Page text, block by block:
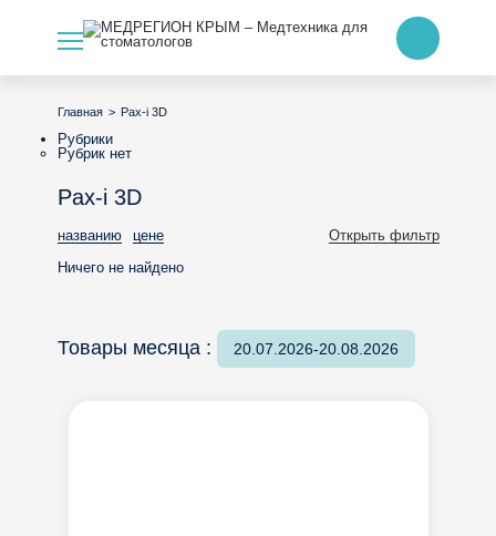
Главная > Pax-i 3D
Рубрики
Рубрик нет
Pax-i 3D
названию цене
Открыть фильтр
Ничего не найдено
Товары месяца : 20.07.2026-20.08.2026